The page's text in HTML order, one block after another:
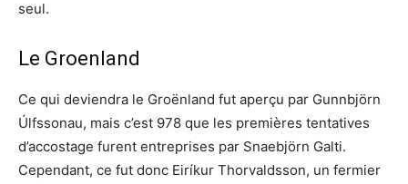
seul.
Le Groenland
Ce qui deviendra le Groënland fut aperçu par Gunnbjörn
Úlfssonau, mais c’est 978 que les premières tentatives
d’accostage furent entreprises par Snaebjörn Galti.
Cependant, ce fut donc Eiríkur Thorvaldsson, un fermier